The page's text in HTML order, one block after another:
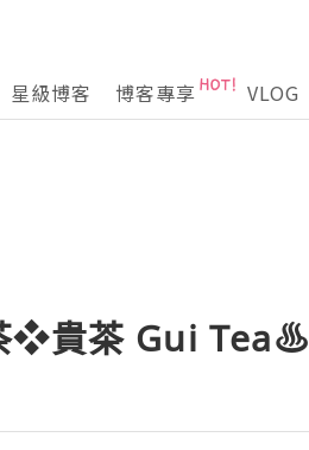
星級博客 博客專享 VLOG
❖貴茶 Gui Tea♨